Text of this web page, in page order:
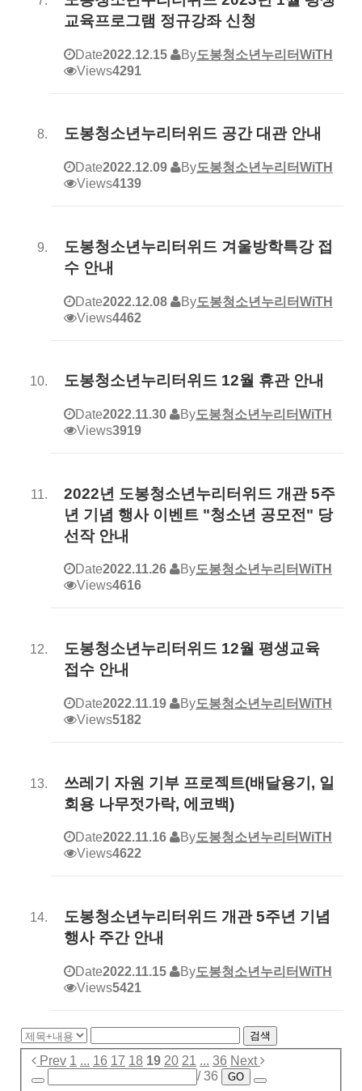
교육프로그램 정규강좌 신청
Date2022.12.15 By도봉청소년누리터WiTH
Views4291
도봉청소년누리터위드 공간 대관 안내
Date2022.12.09 By도봉청소년누리터WiTH
Views4139
도봉청소년누리터위드 겨울방학특강 접
수 안내
Date2022.12.08 By도봉청소년누리터WiTH
Views4462
도봉청소년누리터위드 12월 휴관 안내
Date2022.11.30 By도봉청소년누리터WiTH
Views3919
2022년 도봉청소년누리터위드 개관 5주
년 기념 행사 이벤트 "청소년 공모전" 당
선작 안내
Date2022.11.26 By도봉청소년누리터WiTH
Views4616
도봉청소년누리터위드 12월 평생교육
접수 안내
Date2022.11.19 By도봉청소년누리터WiTH
Views5182
쓰레기 자원 기부 프로젝트(배달용기, 일
회용 나무젓가락, 에코백)
Date2022.11.16 By도봉청소년누리터WiTH
Views4622
도봉청소년누리터위드 개관 5주년 기념
행사 주간 안내
Date2022.11.15 By도봉청소년누리터WiTH
Views5421
검색
Prev 1 ... 16 17 18 19 20 21 ... 36 Next
/ 36
GO